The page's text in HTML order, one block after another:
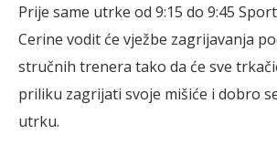
Prije same utrke od 9:15 do 9:45
Cerine vodit će vježbe zagrijavanja
stručnih trenera tako da će sve
priliku zagrijati svoje mišiće i dobro
utrku.